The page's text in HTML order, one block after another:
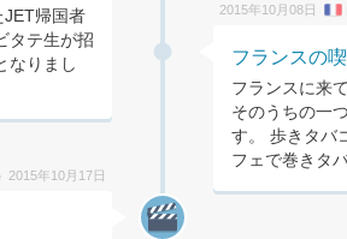
JET帰国者
タテ生が招
なりまし
フランスの
フランスに来
そのうちの一
す。 歩きタバ
フェで巻きタ
2015年10月08日
2015年10月17日